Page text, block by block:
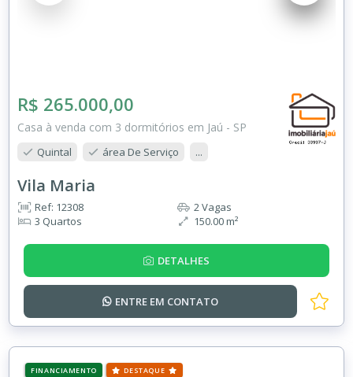
R$ 265.000,00
Casa à venda com 3 dormitórios em Jaú - SP
Quintal área De Serviço ...
Vila Maria
Ref: 12308
3 Quartos
2 Vagas
150.00 m²
DETALHES
ENTRE EM CONTATO
FINANCIAMENTO DESTAQUE